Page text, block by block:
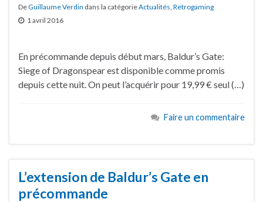
DeGuillaume Verdin dans la catégorieActualités, Retrogaming
1 avril 2016
En précommande depuis début mars, Baldur’s Gate:
Siege of Dragonspear est disponible comme promis
depuis cette nuit. On peut l’acquérir pour 19,99 € seul (…)
Faire un commentaire
L’extension de Baldur’s Gate en
précommande